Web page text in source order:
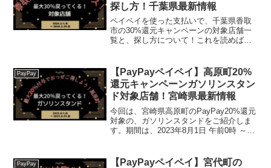
探し方！千葉県最新情報
ペイペイを使った支払いで、千葉県香取
市の30%還元キャンペーンの対象店舗一
覧と、探し方について！これを読めば、
くる！！」の、対象店舗と探し方がわか
ります。【ふ...
PayPay
【PayPayペイペイ】高原町20%
還元キャンペーンガソリンスタン
ド対象店舗！宮崎県最新情報
今回は、宮崎県高原町のPayPay20%還元
対象の、ガソリンスタンドをご紹介しま
す。期間は、2023年8月1日 午前0時 ～
ネットで予約OK！最大1...
PayPay
【PayPayペイペイ】宮代町の